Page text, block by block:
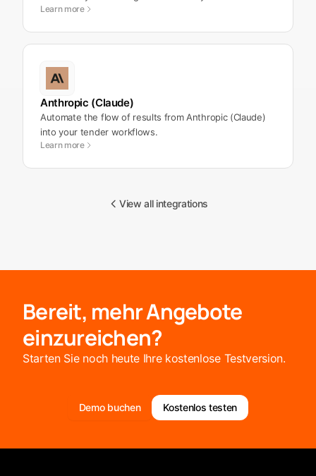
Learn more
Anthropic (Claude)
Automate the flow of results from Anthropic (Claude)
into your tender workflows.
Learn more
View all integrations
Bereit, mehr Angebote
einzureichen?
Starten Sie noch heute Ihre kostenlose Testversion.
Demo buchen Kostenlos testen